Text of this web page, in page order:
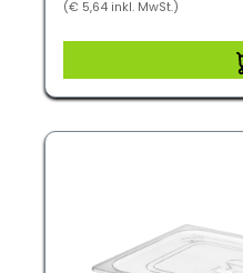
(€ 5,64 inkl. MwSt.)